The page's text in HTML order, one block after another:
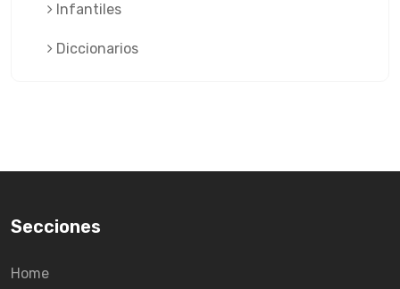
Infantiles
Diccionarios
Secciones
Home